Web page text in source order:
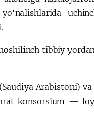
tibbiy
Arabistoni) va
konsorsium —